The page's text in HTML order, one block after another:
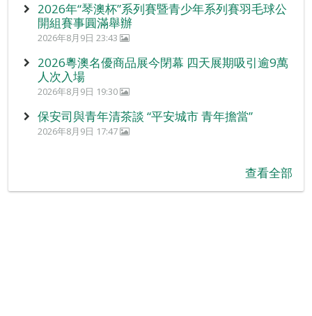
2026年“琴澳杯”系列賽暨青少年系列賽羽毛球公
開組賽事圓滿舉辦
2026年8月9日 23:43
2026粵澳名優商品展今閉幕 四天展期吸引逾9萬
人次入場
2026年8月9日 19:30
保安司與青年清茶談 “平安城市 青年擔當”
2026年8月9日 17:47
查看全部